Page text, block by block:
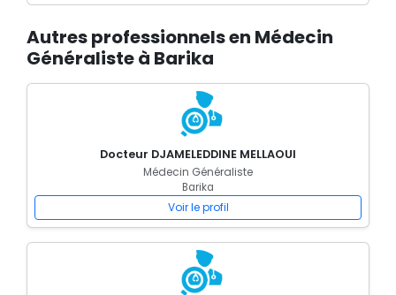
Autres professionnels en Médecin
Généraliste à Barika
Docteur DJAMELEDDINE MELLAOUI
Médecin Généraliste
Barika
Voir le profil